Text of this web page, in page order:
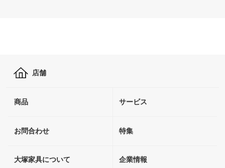
店舗
商品 サービス
お問合わせ 特集
大塚家具について 企業情報